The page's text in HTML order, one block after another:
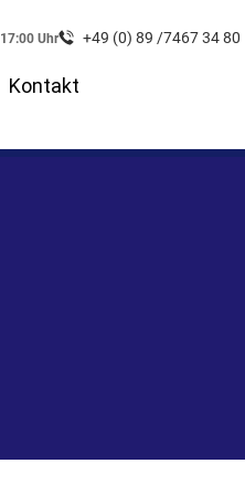
Uhr +49 (0) 89 /7467 34 80
Kontakt